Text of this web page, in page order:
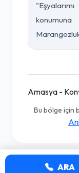
Amasya -
Bu bölge için
ARA